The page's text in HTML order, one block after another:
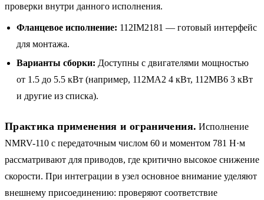
проверки внутри данного исполнения.
Фланцевое исполнение: 112IM2181 — готовый интерфейс
для монтажа.
Варианты сборки: Доступны с двигателями мощностью
от 1.5 до 5.5 кВт (например, 112MA2 4 кВт, 112MB6 3 кВт
и другие из списка).
Практика применения и ограничения. Исполнение
NMRV-110 с передаточным числом 60 и моментом 781 Н·м
рассматривают для приводов, где критично высокое снижение
скорости. При интеграции в узел основное внимание уделяют
внешнему присоединению: проверяют соответствие